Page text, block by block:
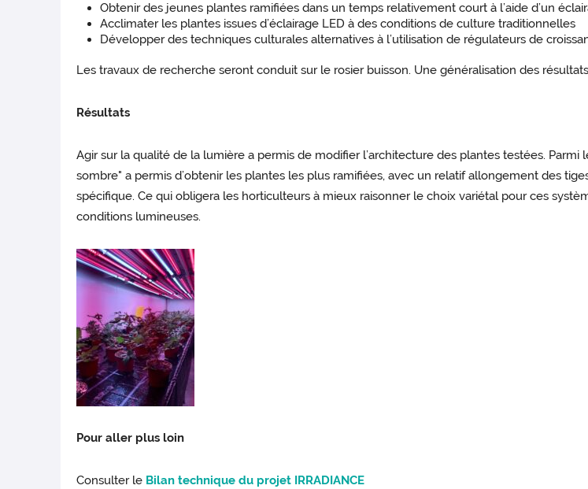
Obtenir des jeunes plantes ramifiées dans un temps relativement court à l’aide d’un
Acclimater les plantes issues d’éclairage LED à des conditions de culture traditionnelles
Développer des techniques culturales alternatives à l’utilisation de régulateurs de
Les travaux de recherche seront conduit sur le rosier buisson. Une généralisation des
Résultats
Agir sur la qualité de la lumière a permis de modifier l’architecture des plantes testées.
sombre" a permis d’obtenir les plantes les plus ramifiées, avec un relatif allongement des
spécifique. Ce qui obligera les horticulteurs à mieux raisonner le choix variétal pour ces
conditions lumineuses.
Pour aller plus loin
Consulter le Bilan technique du projet IRRADIANCE